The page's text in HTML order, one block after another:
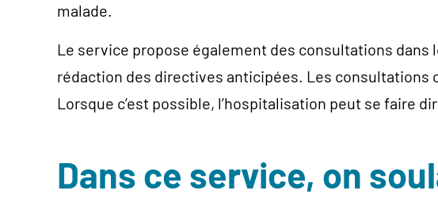
malade.
Le service propose également des consultations dans
rédaction des directives anticipées. Les
Lorsque c’est possible, l’hospitalisation peut se faire
Dans ce service, on